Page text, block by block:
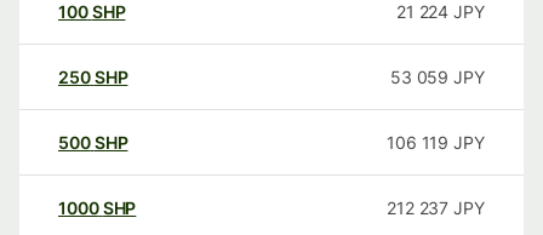
100SHP 21 224 JPY
250SHP 53 059 JPY
500SHP 106 119 JPY
1000SHP 212 237 JPY